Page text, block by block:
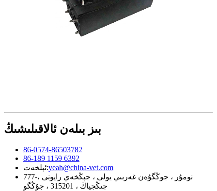
بىز بىلەن ئالاقىلىشىڭ
86-0574-86503782
86-189 1159 6392
ئېلخەت:yeah@china-vet.com
777-نومۇر ، جوڭگۇەن غەربىي يولى ، جېڭخەي رايونى ،
جىڭجياڭ ، 315201 ، جۇڭگو